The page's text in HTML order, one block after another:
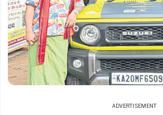
ADVERTISEMENT